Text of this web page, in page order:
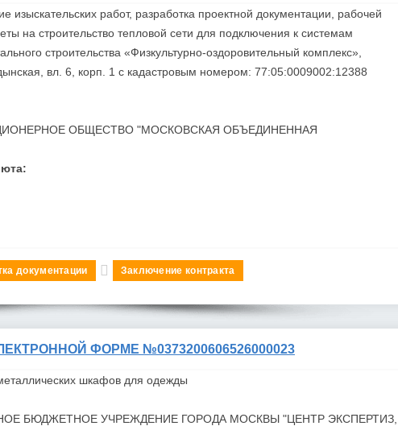
изыскательских работ, разработка проектной документации, рабочей
на строительство тепловой сети для подключения к системам
строительства «Физкультурно-оздоровительный комплекс»,
вл. 6, корп. 1 с кадастровым номером: 77:05:0009002:12388
ОБЩЕСТВО "МОСКОВСКАЯ ОБЪЕДИНЕННАЯ
документации Заключение контракта
ФОРМЕ №0373200606526000023
шкафов для одежды
БЮДЖЕТНОЕ УЧРЕЖДЕНИЕ ГОРОДА МОСКВЫ "ЦЕНТР ЭКСПЕРТИЗ,